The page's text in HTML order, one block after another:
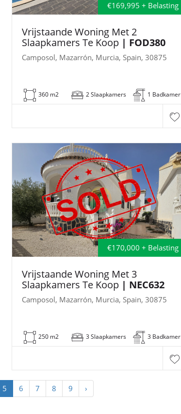
€169,995 + Belasting
Vrijstaande Woning Met 2
Slaapkamers Te Koop | FOD380
Camposol, Mazarrón, Murcia, Spain, 30875
360 m2 2 Slaapkamers 1 Badkamer
€170,000 + Belasting
Vrijstaande Woning Met 3
Slaapkamers Te Koop | NEC632
Camposol, Mazarrón, Murcia, Spain, 30875
250 m2 3 Slaapkamers 3 Badkamer
5 6 7 8 9 ›